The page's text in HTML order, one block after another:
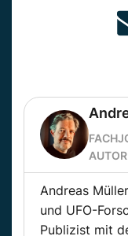
Andreas
und UFO-
Publizist mit